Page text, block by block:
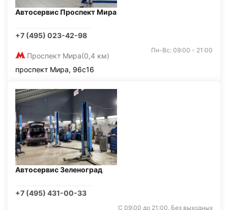
Автосервис Проспект Мира
+7 (495) 023-42-98
Проспект Мира(0,4 км)
Пн-Вс: 09:00 - 21:00
проспект Мира, 96с16
Автосервис Зеленоград
+7 (495) 431-00-33
С 09:00 до 21:00. Без выходных